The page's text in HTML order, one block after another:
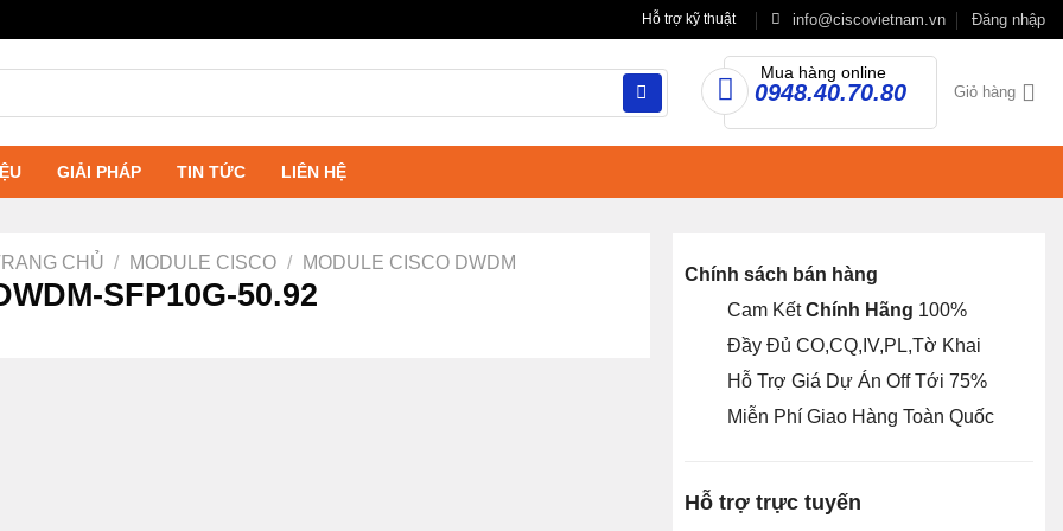
Hỗ trợ kỹ thuật info@ciscovietnam.vn Đăng nhập
Mua hàng online
0948.40.70.80 Giỏ hàng
GIẢI PHÁP TIN TỨC LIÊN HỆ
CHỦ / MODULE CISCO / MODULE CISCO DWDM
SFP10G-50.92
Chính sách bán hàng
Cam KếtChính Hãng 100%
Đầy Đủ CO,CQ,IV,PL,Tờ Khai
Hỗ Trợ Giá Dự Án Off Tới 75%
Miễn Phí Giao Hàng Toàn Quốc
Hỗ trợ trực tuyến